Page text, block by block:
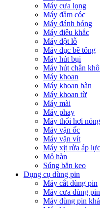
Máy cưa lọng
Máy đầm cóc
Máy đánh bóng
Máy điêu khắc
Máy đột lỗ
Máy đục bê tông
Máy hút bụi
Máy hút chân
Máy khoan
Máy khoan bàn
Máy khoan từ
Máy mài
Máy phay
Máy thổi hơi nóng
Máy vặn ốc
Máy vặn vít
Máy xịt rửa áp lực
Mỏ hàn
Súng bắn keo
Dụng cụ dùng pin
Máy cắt dùng pin
Máy cưa dùng pin
Máy dùng pin